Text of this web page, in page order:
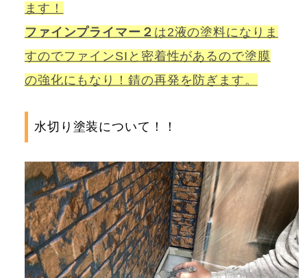
ます！
ファインプライマー２ は2液の塗料になりま
すのでファインSIと密着性があるので塗膜
の強化にもなり！錆の再発を防ぎます。
水切り塗装について！！